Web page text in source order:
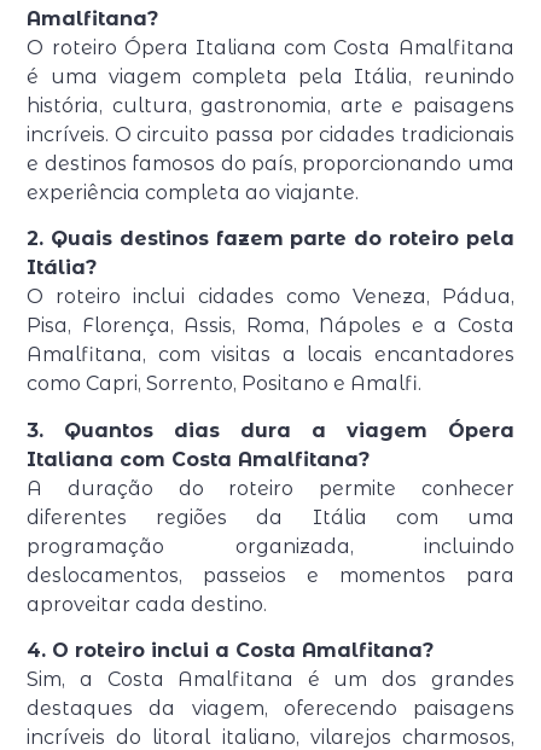
Amalfitana?
O roteiro Ópera Italiana com Costa Amalfitana
é uma viagem completa pela Itália, reunindo
história, cultura, gastronomia, arte e paisagens
incríveis. O circuito passa por cidades tradicionais
e destinos famosos do país, proporcionando uma
experiência completa ao viajante.
2. Quais destinos fazem parte do roteiro pela
Itália?
O roteiro inclui cidades como Veneza, Pádua,
Pisa, Florença, Assis, Roma, Nápoles e a Costa
Amalfitana, com visitas a locais encantadores
como Capri, Sorrento, Positano e Amalfi.
3. Quantos dias dura a viagem Ópera
Italiana com Costa Amalfitana?
A duração do roteiro permite conhecer
diferentes regiões da Itália com uma
programação organizada, incluindo
deslocamentos, passeios e momentos para
aproveitar cada destino.
4. O roteiro inclui a Costa Amalfitana?
Sim, a Costa Amalfitana é um dos grandes
destaques da viagem, oferecendo paisagens
incríveis do litoral italiano, vilarejos charmosos,